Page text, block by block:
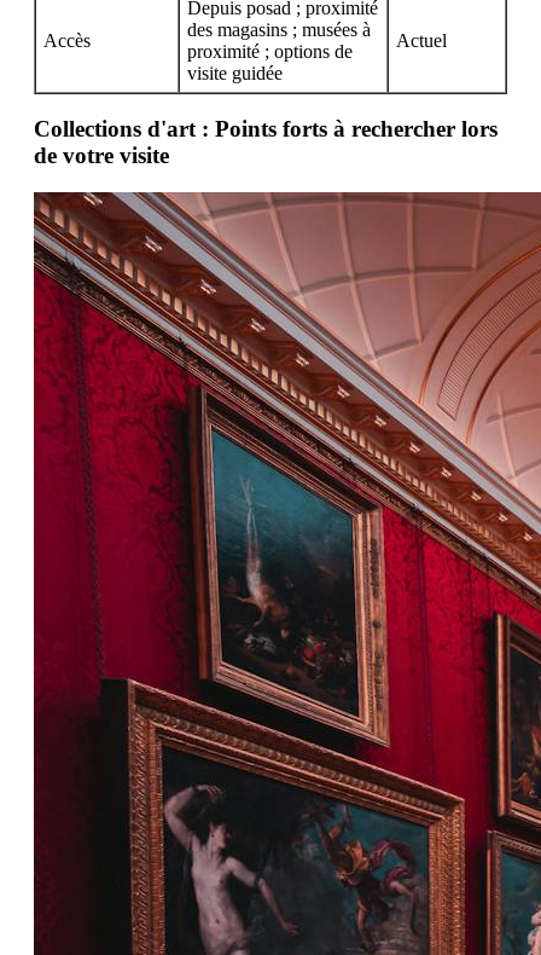
Accès
Depuis posad ; proximité
des magasins ; musées à
proximité ; options de
visite guidée
Actuel
Collections d'art : Points forts à rechercher lors
de votre visite